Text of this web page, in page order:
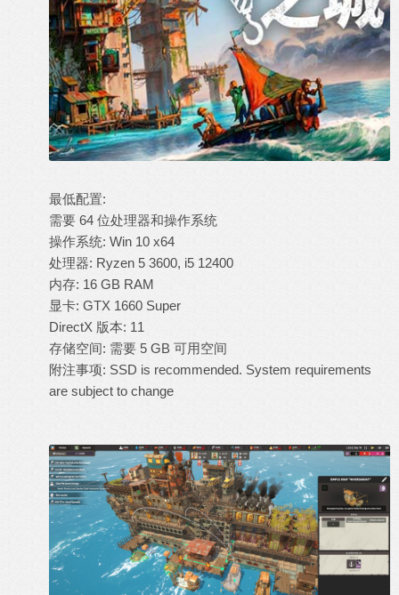
最低配置:
需要 64 位处理器和操作系统
操作系统: Win 10 x64
处理器: Ryzen 5 3600, i5 12400
内存: 16 GB RAM
显卡: GTX 1660 Super
DirectX 版本: 11
存储空间: 需要 5 GB 可用空间
附注事项: SSD is recommended. System requirements
are subject to change